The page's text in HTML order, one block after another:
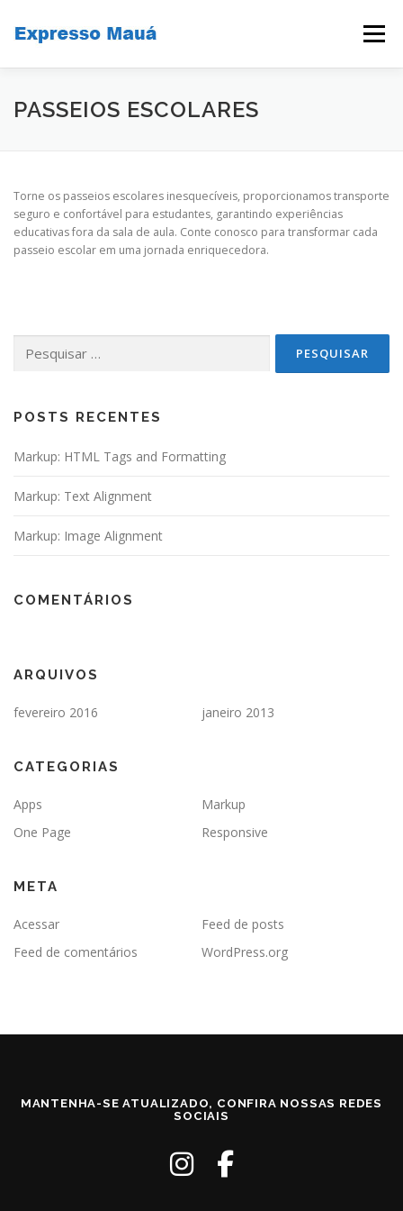
para
Menu
FUNCIONALIDADES QUEM SOMOS
PASSEIOS ESCOLARES
Torne os passeios escolares inesquecíveis, proporcionamos transporte
seguro e confortável para estudantes, garantindo experiências
educativas fora da sala de aula. Conte conosco para transformar cada
passeio escolar em uma jornada enriquecedora.
por:
POSTS RECENTES
Markup: HTML Tags and Formatting
Markup: Text Alignment
Markup: Image Alignment
COMENTÁRIOS
ARQUIVOS
fevereiro 2016 janeiro 2013
CATEGORIAS
Apps
Markup
One Page
Responsive
META
Acessar
Feed de posts
Feed de comentários
WordPress.org
MANTENHA-SE ATUALIZADO, CONFIRA NOSSAS REDES
SOCIAIS